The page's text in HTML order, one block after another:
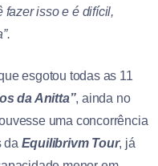
fazer isso e é difícil,
esgotou todas as 11
da Anitta”, ainda no
uma concorrência
da Equilibrivm Tour, já